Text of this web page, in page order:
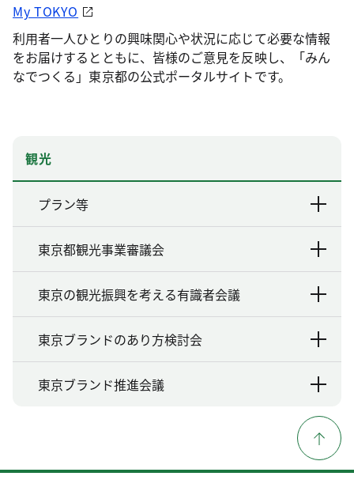
My TOKYO
利用者一人ひとりの興味関心や状況に応じて必要な情報
をお届けするとともに、皆様のご意見を反映し、「みん
なでつくる」東京都の公式ポータルサイトです。
観光
プラン等
東京都観光事業審議会
東京の観光振興を考える有識者会議
東京ブランドのあり方検討会
東京ブランド推進会議